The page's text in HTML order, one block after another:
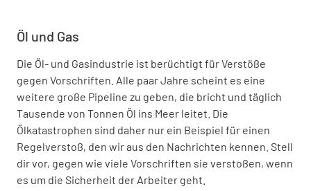
Öl und Gas
Die Öl- und Gasindustrie ist berüchtigt für Verstöße
gegen Vorschriften. Alle paar Jahre scheint es eine
weitere große Pipeline zu geben, die bricht und täglich
Tausende von Tonnen Öl ins Meer leitet. Die
Ölkatastrophen sind daher nur ein Beispiel für einen
Regelverstoß, den wir aus den Nachrichten kennen. Stell
dir vor, gegen wie viele Vorschriften sie verstoßen, wenn
es um die Sicherheit der Arbeiter geht.